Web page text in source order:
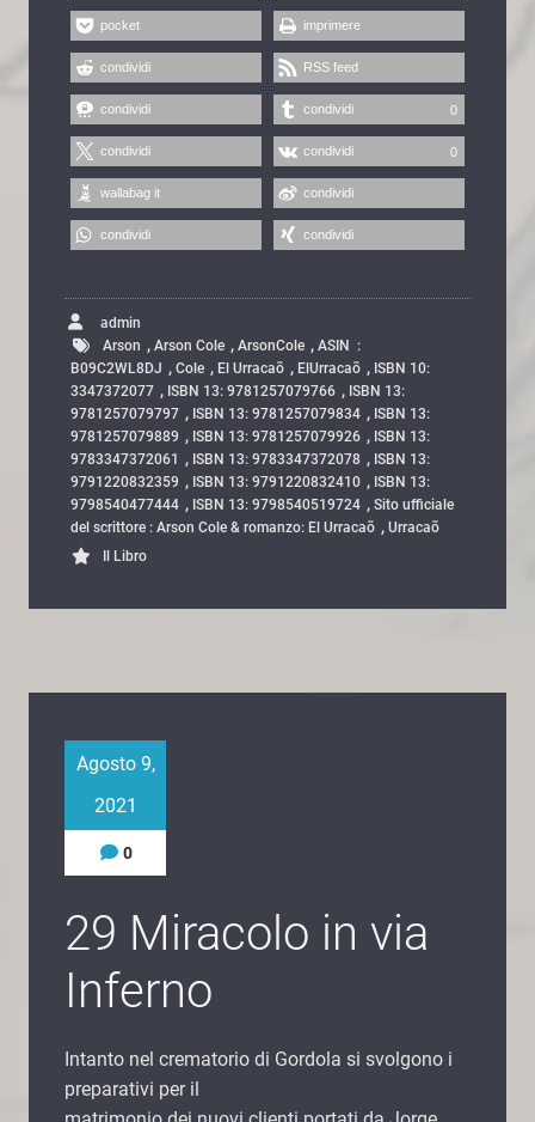
pocket imprimere
condividi RSS feed
condividi condividi 0
condividi condividi 0
wallabag it condividi
condividi condividi
admin
Arson , Arson Cole , ArsonCole , ASIN ‏ : ‎
B09C2WL8DJ , Cole , El Urracaõ , ElUrracaõ , ISBN 10:
3347372077 , ISBN 13: 9781257079766 , ISBN 13:
9781257079797 , ISBN 13: 9781257079834 , ISBN 13:
9781257079889 , ISBN 13: 9781257079926 , ISBN 13:
9783347372061
, ISBN 13: 9783347372078 , ISBN 13:
9791220832359 , ISBN 13: 9791220832410 , ISBN 13:
9798540477444 , ISBN 13: 9798540519724 , Sito ufficiale
del scrittore : Arson Cole & romanzo: El Urracaõ , Urracaõ
Il Libro
Agosto 9,
2021
0
29 Miracolo in via
Inferno
Intanto nel crematorio di Gordola si svolgono i
preparativi per il